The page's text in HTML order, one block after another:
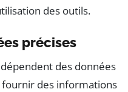
des outils.
précises
des données
fournir des informations